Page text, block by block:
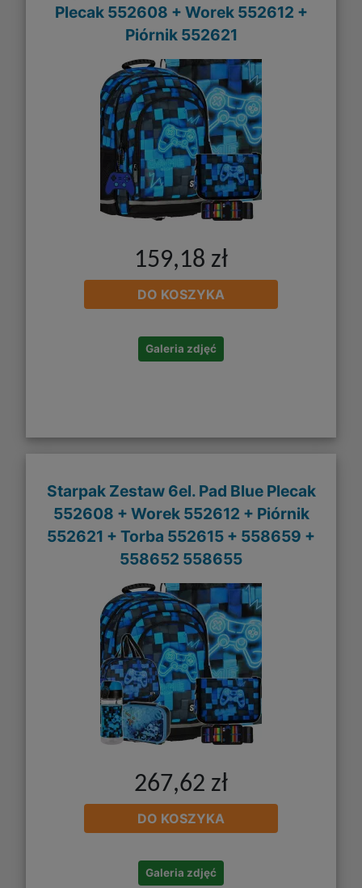
Plecak 552608 + Worek 552612 +
Piórnik 552621
159,18 zł
DO KOSZYKA
Galeria zdjęć
Starpak Zestaw 6el. Pad Blue Plecak
552608 + Worek 552612 + Piórnik
552621 + Torba 552615 + 558659 +
558652 558655
267,62 zł
DO KOSZYKA
Galeria zdjęć